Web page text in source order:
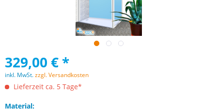
329,00 € *
inkl. MwSt.zzgl. Versandkosten
Lieferzeit ca. 5 Tage*
Material: